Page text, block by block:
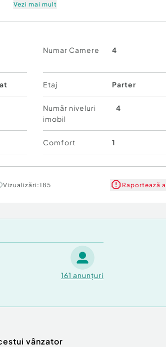
Vezi mai mult
Numar Camere 4
Etaj Parter
Număr niveluri
imobil
4
Comfort 1
Vizualizări:185 Raportează
161 anunțuri
vânzator